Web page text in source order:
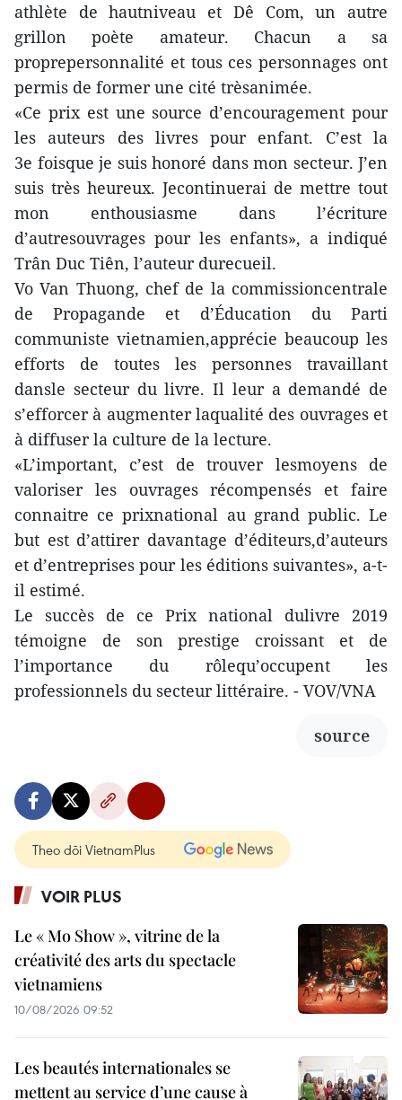
athlète de hautniveau et Dê Com, un autre
grillon poète amateur. Chacun a sa
proprepersonnalité et tous ces personnages ont
permis de former une cité trèsanimée.
«Ce prix est une source d’encouragement pour
les auteurs des livres pour enfant. C’est la
3e foisque je suis honoré dans mon secteur. J’en
suis très heureux. Jecontinuerai de mettre tout
mon enthousiasme dans l’écriture
d’autresouvrages pour les enfants», a indiqué
Trân Duc Tiên, l’auteur durecueil.
Vo Van Thuong, chef de la commissioncentrale
de Propagande et d’Éducation du Parti
communiste vietnamien,apprécie beaucoup les
efforts de toutes les personnes travaillant
dansle secteur du livre. Il leur a demandé de
s’efforcer à augmenter laqualité des ouvrages et
à diffuser la culture de la lecture.
«L’important, c’est de trouver lesmoyens de
valoriser les ouvrages récompensés et faire
connaitre ce prixnational au grand public. Le
but est d’attirer davantage d’éditeurs,d’auteurs
et d’entreprises pour les éditions suivantes», a-t-
il estimé.
Le succès de ce Prix national dulivre 2019
témoigne de son prestige croissant et de
l’importance du rôlequ’occupent les
professionnels du secteur littéraire. - VOV/VNA
source
Theo dõi VietnamPlus
VOIR PLUS
Le « Mo Show », vitrine de la
créativité des arts du spectacle
vietnamiens
10/08/2026 09:52
Les beautés internationales se
mettent au service d’une cause à